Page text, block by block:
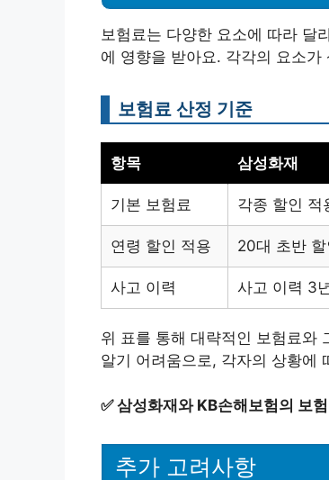
보험료는 다양한 요소에 따라 달
에 영향을 받아요. 각각의 요소
보험료 산정 기준
항목 삼성화재
기본 보험료 각종 할인 적
연령 할인 적용 20대 초반 할
사고 이력 사고 이력 3
위 표를 통해 대략적인 보험료와
알기 어려움으로, 각자의 상황에
✅삼성화재와 KB손해보험의 보
추가 고려사항